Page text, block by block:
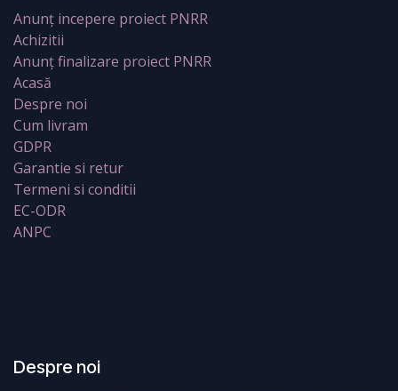
Anunț incepere proiect PNRR
Achizitii
Anunț finalizare proiect PNRR
Acasă
Despre noi
Cum livram
GDPR
Garantie si retur
Termeni si conditii
EC-ODR
ANPC
Despre noi